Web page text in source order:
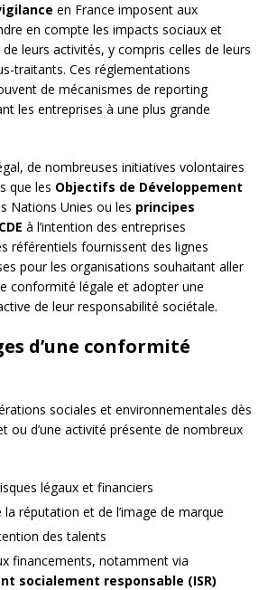
en France imposent aux
en compte les impacts sociaux et
leurs activités, y compris celles de leurs
traitants. Ces réglementations
de mécanismes de reporting
les entreprises à une plus grande
de nombreuses initiatives volontaires
que les Objectifs de Développement
Nations Unies ou les principes
à l’intention des entreprises
référentiels fournissent des lignes
pour les organisations souhaitant aller
conformité légale et adopter une
de leur responsabilité sociétale.
d’une conformité
sociales et environnementales dès
ou d’une activité présente de nombreux
légaux et financiers
réputation et de l’image de marque
des talents
financements, notamment via
socialement responsable (ISR)